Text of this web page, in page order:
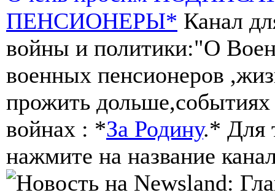
ПЕНСИОНЕРЫ* Канал
войны и политики:"О
военных пенсионеров
прожить
войнах : *За Родину.* Для
нажмите на название